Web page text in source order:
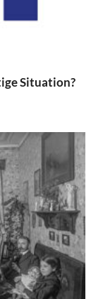
Situation?